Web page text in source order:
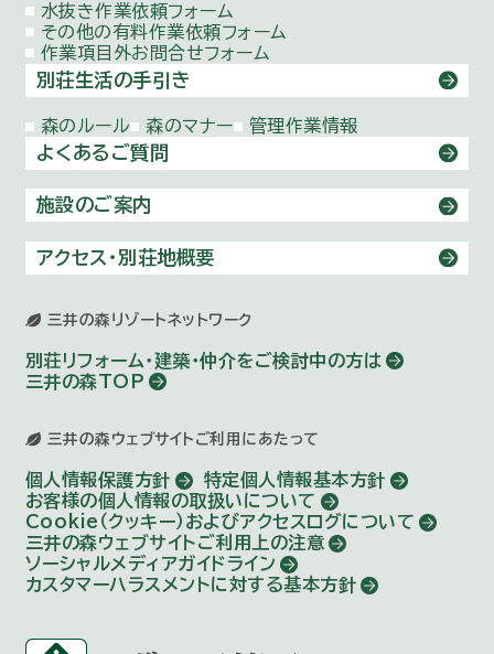
水抜き作業依頼フォーム
その他の有料作業依頼フォーム
作業項目外お問合せフォーム
別荘生活の手引き
森のルール 森のマナー 管理作業情報
よくあるご質問
施設のご案内
アクセス・別荘地概要
三井の森リゾートネットワーク
別荘リフォーム・建築・仲介をご検討中の方は
三井の森TOP
三井の森ウェブサイトご利用にあたって
個人情報保護方針
特定個人情報基本方針
お客様の個人情報の取扱いについて
Cookie（クッキー）およびアクセスログについて
三井の森ウェブサイトご利用上の注意
ソーシャルメディアガイドライン
カスタマーハラスメントに対する基本方針